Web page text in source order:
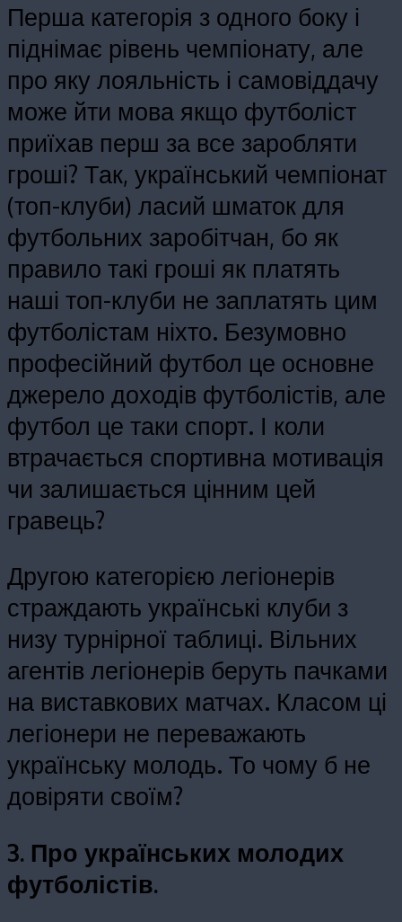
Перша категорія з одного боку і
піднімає рівень чемпіонату, але
про яку лояльність і самовіддачу
може йти мова якщо футболіст
приїхав перш за все заробляти
гроші? Так, український чемпіонат
(топ-клуби) ласий шматок для
футбольних заробітчан, бо як
правило такі гроші як платять
наші топ-клуби не заплатять цим
футболістам ніхто. Безумовно
професійний футбол це основне
джерело доходів футболістів, але
футбол це таки спорт. І коли
втрачається спортивна мотивація
чи залишається цінним цей
гравець?
Другою категорією легіонерів
страждають українські клуби з
низу турнірної таблиці. Вільних
агентів легіонерів беруть пачками
на виставкових матчах. Класом ці
легіонери не переважають
українську молодь. То чому б не
довіряти своїм?
3. Про українських молодих
футболістів.